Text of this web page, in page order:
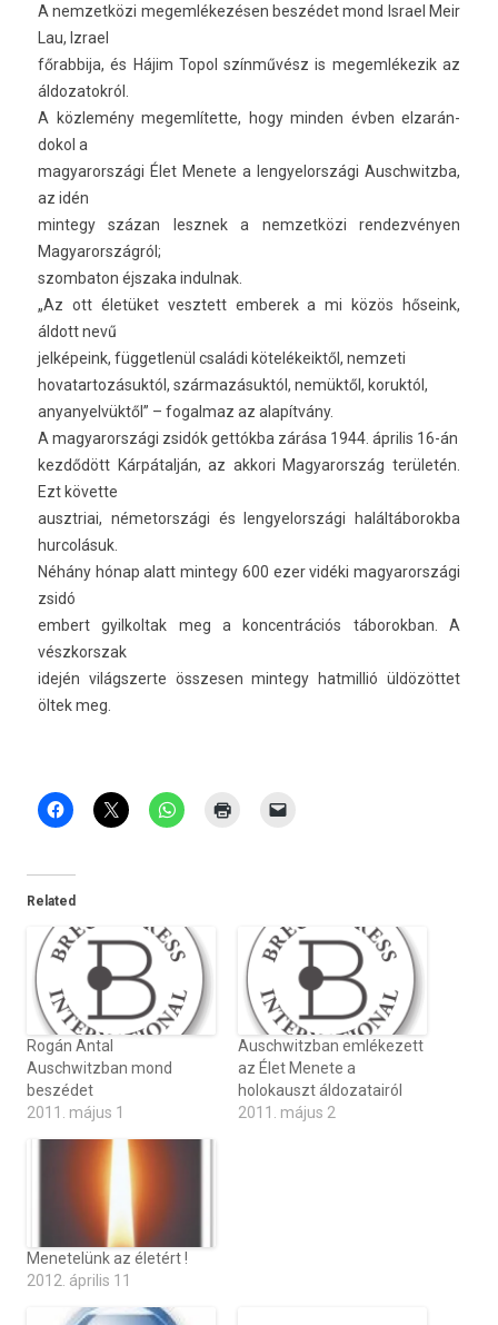
A nem­zetközi megem­lékezés­en beszédet mond Is­rael Meir
Lau, Iz­rael
főrab­bija, és Hájim Topol színművész is megem­lékezik az
áldozatok­ról.
A közlemény megem­lítet­te, hogy mind­en évben el­zarán­
dokol a
magyarországi Élet Menete a len­gyelországi Auschwitzba,
az idén
min­tegy százan lesznek a nem­zetközi re­ndez­vény­en
Magyarország­ról;
szom­baton éjszaka in­dul­nak.
„Az ott életüket vesztett em­berek a mi közös hőseink,
áldott nevű
jelképeink, füg­getlenül családi kötelékeiktől, nem­zeti
hovatar­tozásuk­tól, származásuktól, nemüktől, koruk­tól,
an­yanyel­vüktől” – fogal­maz az alapítvány.
A magyarországi zsidók gettókba zárása 1944. április 16-án
kezdődött Kárpátalján, az ak­kori Magyarország területén.
Ezt követte
ausztriai, németországi és len­gyelországi halál­táborok­ba
hur­colásuk.
Néhány hónap alatt min­tegy 600 ezer vidéki magyarországi
zsidó
em­bert gyil­koltak meg a kon­centrációs táborok­ban. A
vészkorszak
idején világszer­te összes­en min­tegy hat­millió üldözöttet
öltek meg.
Related
Rogán Antal
Auschwitzban mond
beszédet
2011. május 1
Auschwitzban emlékezett
az Élet Menete a
holokauszt áldozatairól
2011. május 2
Menetelünk az életért !
2012. április 11